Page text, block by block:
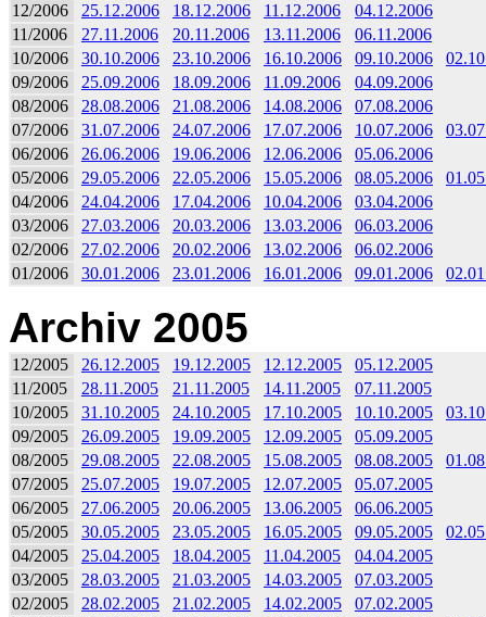
12/2006 25.12.2006 18.12.2006 11.12.2006
04.12.2006
11/2006
27.11.2006 20.11.2006 13.11.2006
06.11.2006
10/2006
30.10.2006 23.10.2006 16.10.2006 09.10.2006
09/2006
25.09.2006 18.09.2006 11.09.2006
04.09.2006
08/2006
28.08.2006 21.08.2006 14.08.2006
07.08.2006
07/2006
31.07.2006 24.07.2006 17.07.2006 10.07.2006
06/2006
26.06.2006 19.06.2006 12.06.2006
05.06.2006
05/2006
29.05.2006 22.05.2006 15.05.2006 08.05.2006
04/2006
24.04.2006 17.04.2006 10.04.2006
03.04.2006
03/2006
27.03.2006 20.03.2006 13.03.2006
06.03.2006
02/2006
27.02.2006 20.02.2006 13.02.2006
06.02.2006
01/2006
30.01.2006 23.01.2006 16.01.2006 09.01.2006
Archiv 2005
12/2005 26.12.2005 19.12.2005 12.12.2005
05.12.2005
11/2005
28.11.2005 21.11.2005 14.11.2005
07.11.2005
10/2005
31.10.2005 24.10.2005 17.10.2005 10.10.2005
09/2005
26.09.2005 19.09.2005 12.09.2005
05.09.2005
08/2005
29.08.2005 22.08.2005 15.08.2005 08.08.2005
07/2005
25.07.2005 19.07.2005 12.07.2005
05.07.2005
06/2005
27.06.2005 20.06.2005 13.06.2005
06.06.2005
05/2005
30.05.2005 23.05.2005 16.05.2005 09.05.2005
04/2005
25.04.2005 18.04.2005 11.04.2005
04.04.2005
03/2005
28.03.2005 21.03.2005 14.03.2005
07.03.2005
02/2005
28.02.2005 21.02.2005 14.02.2005
07.02.2005